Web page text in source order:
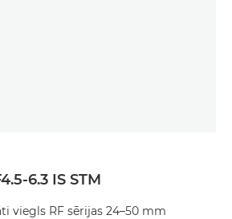
6.3 IS STM
viegls RF sērijas 24–50 mm